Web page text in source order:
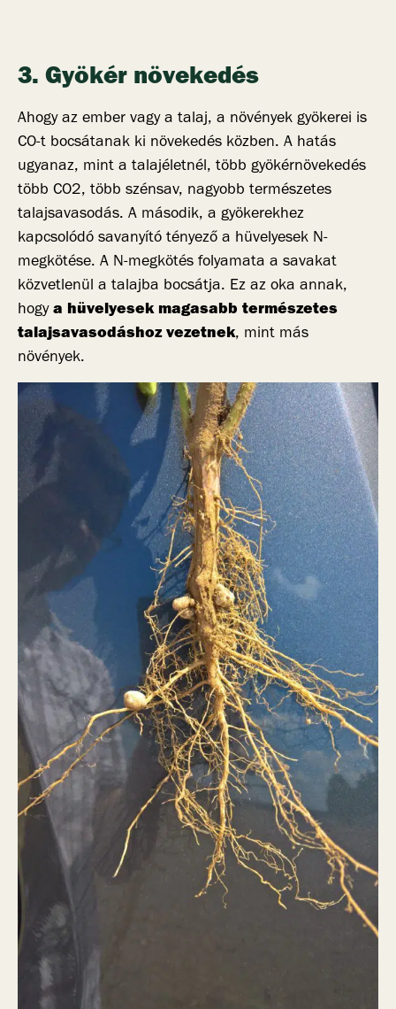
3. Gyökér növekedés
Ahogy az ember vagy a talaj, a növények gyökerei is
CO-t bocsátanak ki növekedés közben. A hatás
ugyanaz, mint a talajéletnél, több gyökérnövekedés
több CO2, több szénsav, nagyobb természetes
talajsavasodás. A második, a gyökerekhez
kapcsolódó savanyító tényező a hüvelyesek N-
megkötése. A N-megkötés folyamata a savakat
közvetlenül a talajba bocsátja. Ez az oka annak,
hogya hüvelyesek magasabb természetes
talajsavasodáshoz vezetnek, mint más
növények.